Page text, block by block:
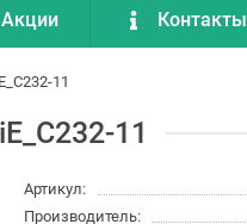
Акции Контакты
11
11
Артикул:
Производитель: